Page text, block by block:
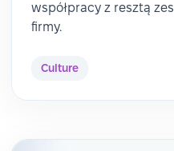
współpracy z resztą
firmy.
Culture